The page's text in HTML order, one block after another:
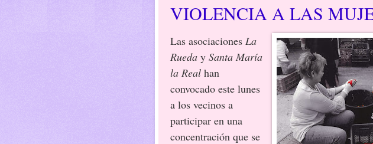
VIOLENCIA A LAS
Las asociaciones La
Rueda y Santa María
la Real han
convocado este lunes
a los vecinos a
participar en una
concentración que se